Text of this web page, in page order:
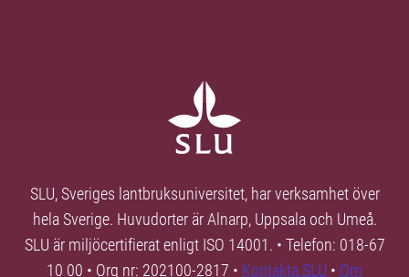
SLU, Sveriges lantbruksuniversitet, har verksamhet över
hela Sverige. Huvudorter är Alnarp, Uppsala och Umeå.
SLU är miljöcertifierat enligt ISO 14001. • Telefon: 018-67
10 00 • Org nr: 202100-2817 • Kontakta SLU • Om